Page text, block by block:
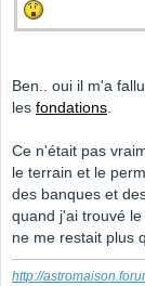
Ben.. oui il m'a
les fondations.
Ce n'était pas
le terrain et le
des banques et
quand j'ai trouvé
ne me restait plus
http://